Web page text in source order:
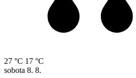
27 °C 17 °C
sobota 8. 8.